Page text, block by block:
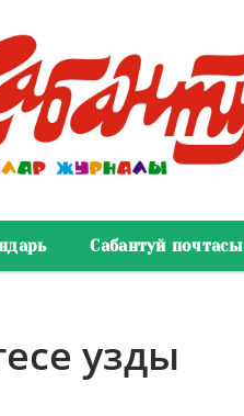
Сабантуй почтасы
узды